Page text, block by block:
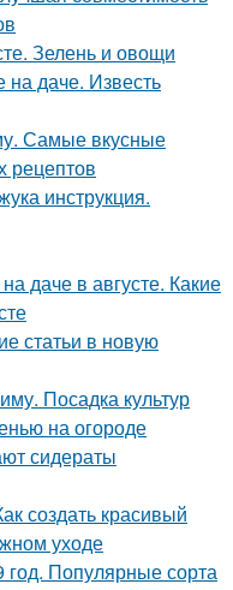
Зелень и овощи
даче. Известь
Самые вкусные
рецептов
инструкция.
даче в августе. Какие
статьи в новую
Посадка культур
на огороде
сидераты
создать красивый
уходе
год. Популярные сорта